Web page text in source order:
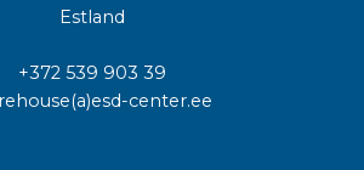
Estland
+372 539 903 39
center.ee